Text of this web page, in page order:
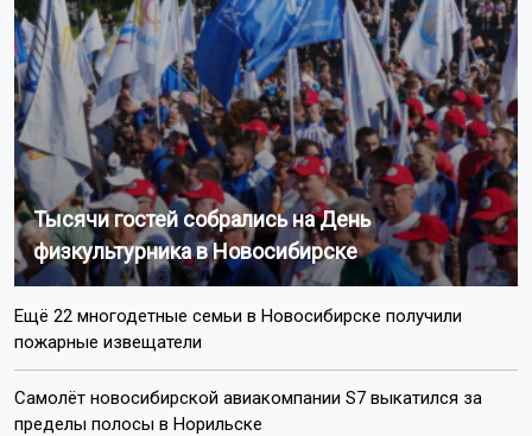
Тысячи гостей собрались на День
физкультурника в Новосибирске
Ещё 22 многодетные семьи в Новосибирске получили
пожарные извещатели
Самолёт новосибирской авиакомпании S7 выкатился за
пределы полосы в Норильске